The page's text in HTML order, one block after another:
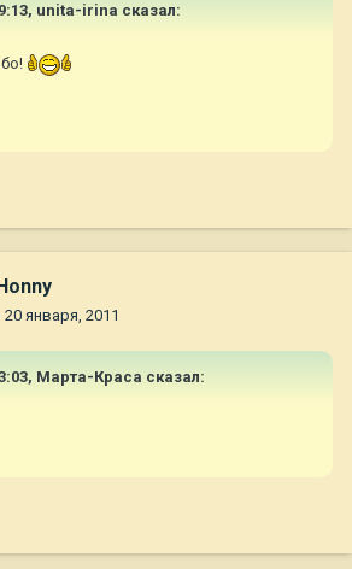
unita-irina сказал:
20 января, 2011
Марта-Краса сказал: